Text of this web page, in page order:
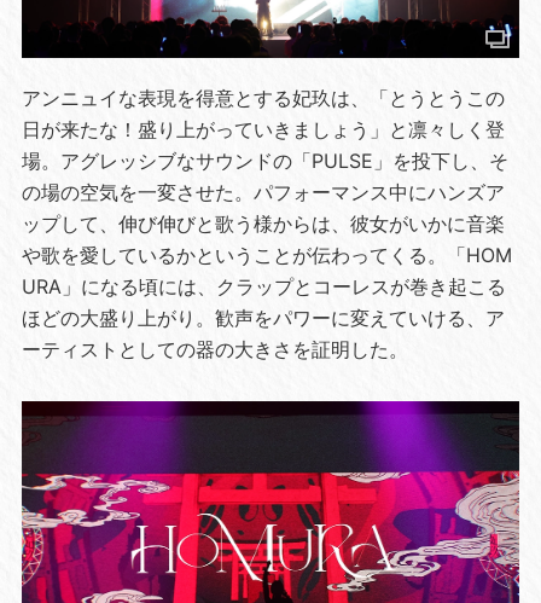
アンニュイな表現を得意とする妃玖は、「とうとうこの
日が来たな！盛り上がっていきましょう」と凛々しく登
場。アグレッシブなサウンドの「PULSE」を投下し、そ
の場の空気を一変させた。パフォーマンス中にハンズア
ップして、伸び伸びと歌う様からは、彼女がいかに音楽
や歌を愛しているかということが伝わってくる。「HOM
URA」になる頃には、クラップとコーレスが巻き起こる
ほどの大盛り上がり。歓声をパワーに変えていける、ア
ーティストとしての器の大きさを証明した。